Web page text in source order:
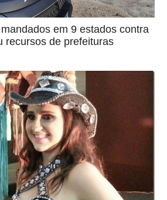
em 9 estados contra
recursos de prefeituras